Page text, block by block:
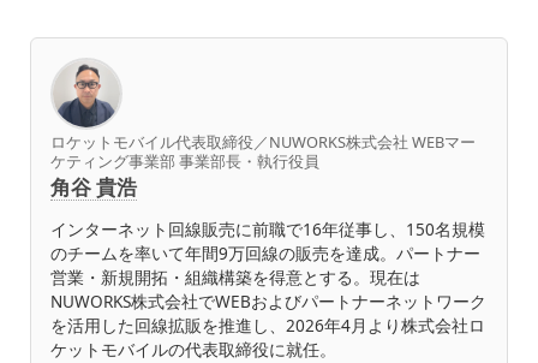
ロケットモバイル代表取締役／NUWORKS株式会社 WEBマー
ケティング事業部 事業部長・執行役員
角谷 貴浩
インターネット回線販売に前職で16年従事し、150名規模
のチームを率いて年間9万回線の販売を達成。パートナー
営業・新規開拓・組織構築を得意とする。現在は
NUWORKS株式会社でWEBおよびパートナーネットワーク
を活用した回線拡販を推進し、2026年4月より株式会社ロ
ケットモバイルの代表取締役に就任。